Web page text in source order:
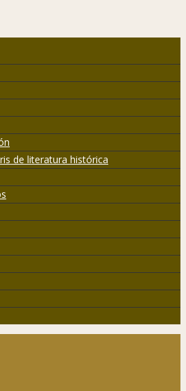
de literatura histórica